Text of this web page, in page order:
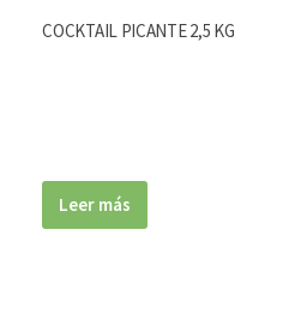
COCKTAIL PICANTE 2,5 KG
Leer más